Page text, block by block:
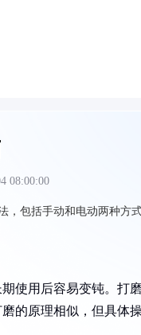
08:00:00
，包括手动和电动两种方
使用后容易变钝。打
的原理相似，但具体操